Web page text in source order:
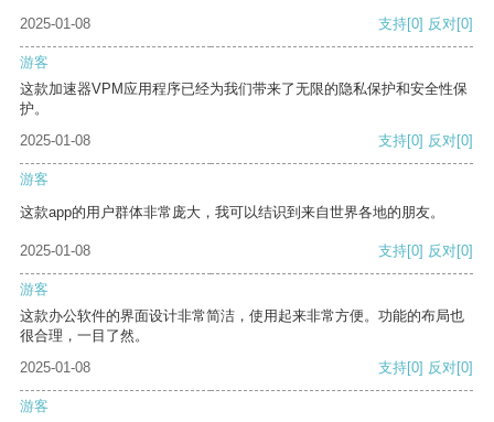
2025-01-08
支持[0] 反对[0]
游客
这款加速器VPM应用程序已经为我们带来了无限的隐私保护和安全性保
护。
2025-01-08
支持[0] 反对[0]
游客
这款app的用户群体非常庞大，我可以结识到来自世界各地的朋友。
2025-01-08 支持[0] 反对[0]
游客
这款办公软件的界面设计非常简洁，使用起来非常方便。功能的布局也
很合理，一目了然。
2025-01-08
支持[0] 反对[0]
游客